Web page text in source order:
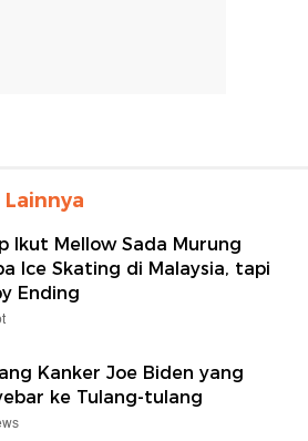
Ikut Mellow Sada Murung
Ice Skating di Malaysia, tapi
Ending
Kanker Joe Biden yang
ke Tulang-tulang